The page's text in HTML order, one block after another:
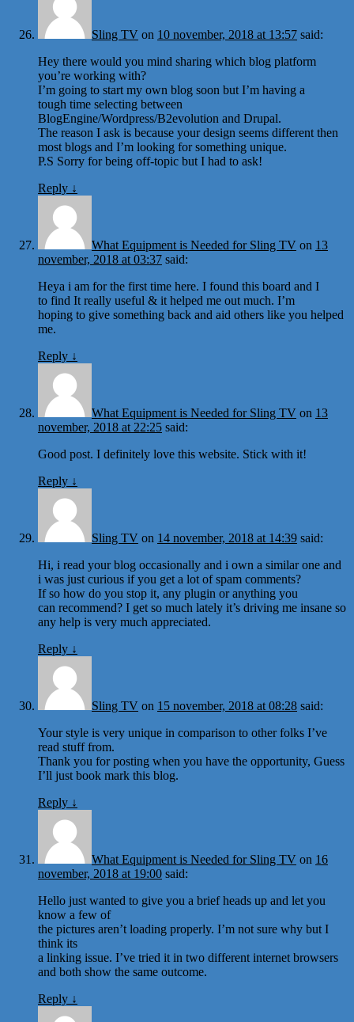
Sling TV on 10 november, 2018 at 13:57 said:
Hey there would you mind sharing which blog platform
you’re working with?
I’m going to start my own blog soon but I’m having a
tough time selecting between
BlogEngine/Wordpress/B2evolution and Drupal.
The reason I ask is because your design seems different then
most blogs and I’m looking for something unique.
P.S Sorry for being off-topic but I had to ask!
Reply ↓
What Equipment is Needed for Sling TV on 13
november, 2018 at 03:37 said:
Heya i am for the first time here. I found this board and I
to find It really useful & it helped me out much. I’m
hoping to give something back and aid others like you helped
me.
Reply ↓
What Equipment is Needed for Sling TV on 13
november, 2018 at 22:25 said:
Good post. I definitely love this website. Stick with it!
Reply ↓
Sling TV on 14 november, 2018 at 14:39 said:
Hi, i read your blog occasionally and i own a similar one and
i was just curious if you get a lot of spam comments?
If so how do you stop it, any plugin or anything you
can recommend? I get so much lately it’s driving me insane so
any help is very much appreciated.
Reply ↓
Sling TV on 15 november, 2018 at 08:28 said:
Your style is very unique in comparison to other folks I’ve
read stuff from.
Thank you for posting when you have the opportunity, Guess
I’ll just book mark this blog.
Reply ↓
What Equipment is Needed for Sling TV on 16
november, 2018 at 19:00 said:
Hello just wanted to give you a brief heads up and let you
know a few of
the pictures aren’t loading properly. I’m not sure why but I
think its
a linking issue. I’ve tried it in two different internet browsers
and both show the same outcome.
Reply ↓